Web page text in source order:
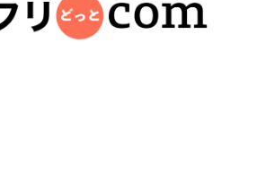
キャスト・あらすじ・
まとめ